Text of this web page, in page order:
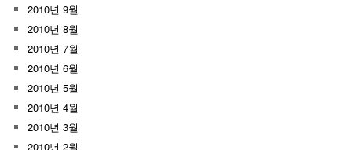
2010년 9월
2010년 8월
2010년 7월
2010년 6월
2010년 5월
2010년 4월
2010년 3월
2010년 2월